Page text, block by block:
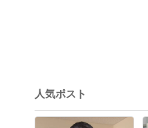
人気ポスト